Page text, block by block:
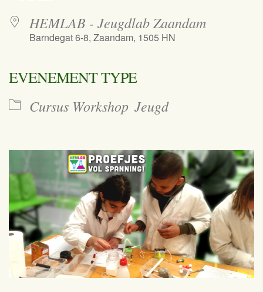
HEMLAB - Jeugdlab Zaandam
Barndegat 6-8, Zaandam, 1505 HN
EVENEMENT TYPE
Cursus Workshop Jeugd